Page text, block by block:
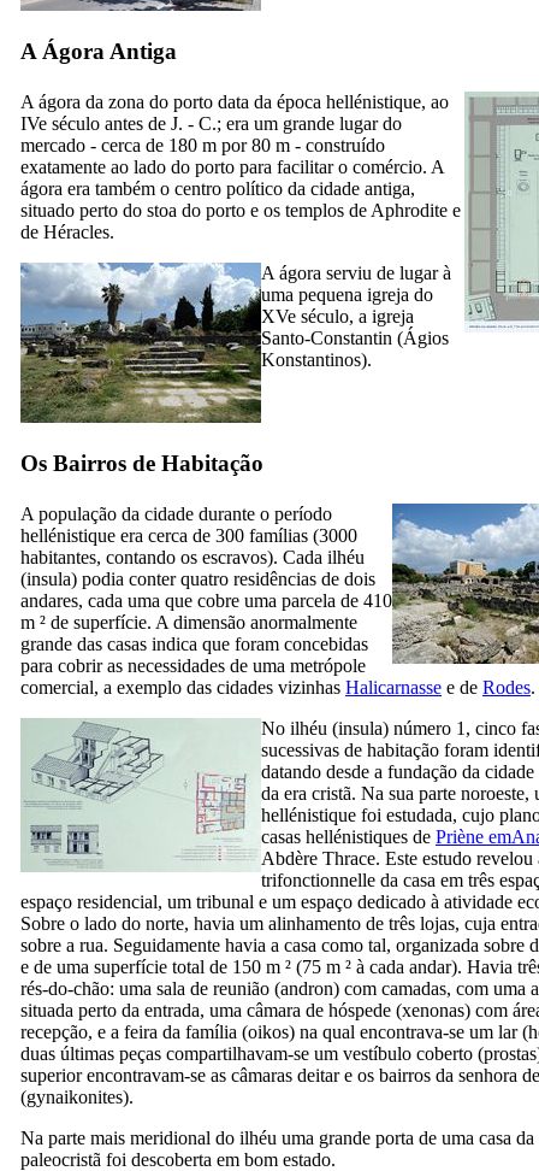
A Ágora Antiga
A ágora da zona do porto data da época hellénistique, ao
IVe século antes de J. - C.; era um grande lugar do
mercado - cerca de 180 m por 80 m - construído
exatamente ao lado do porto para facilitar o comércio. A
ágora era também o centro político da cidade antiga,
situado perto do stoa do porto e os templos de Aphrodite e
de Héracles.
A ágora serviu de lugar à
uma pequena igreja do
XVe século, a igreja
Santo-Constantin (Ágios
Konstantinos).
Os Bairros de Habitação
A população da cidade durante o período
hellénistique era cerca de 300 famílias (3000
habitantes, contando os escravos). Cada ilhéu
(insula) podia conter quatro residências de dois
andares, cada uma que cobre uma parcela de 410
m ² de superfície. A dimensão anormalmente
grande das casas indica que foram concebidas
para cobrir as necessidades de uma metrópole
comercial, a exemplo das cidades vizinhas Halicarnasse e de Rodes.
No ilhéu (insula) número 1, cinco
sucessivas de habitação foram
datando desde a fundação da
da era cristã. Na sua parte noroeste,
hellénistique foi estudada, cujo
casas hellénistiques de Priène em
Abdère Thrace. Este estudo revelou
trifonctionnelle da casa em três
espaço residencial, um tribunal e um espaço dedicado à atividade
Sobre o lado do norte, havia um alinhamento de três lojas, cuja
sobre a rua. Seguidamente havia a casa como tal, organizada sobre
e de uma superfície total de 150 m ² (75 m ² à cada andar). Havia
rés-do-chão: uma sala de reunião (andron) com camadas, com uma
situada perto da entrada, uma câmara de hóspede (xenonas) com
recepção, e a feira da família (oikos) na qual encontrava-se um lar (
duas últimas peças compartilhavam-se um vestíbulo coberto (prostas
superior encontravam-se as câmaras deitar e os bairros da senhora
(gynaikonites).
Na parte mais meridional do ilhéu uma grande porta de uma casa da
paleocristã foi descoberta em bom estado.